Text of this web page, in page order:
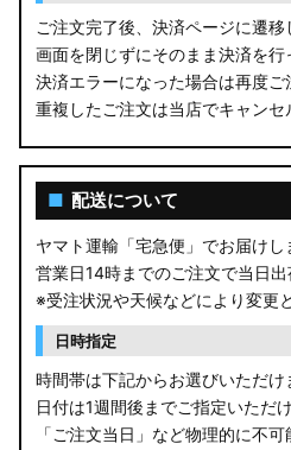
ご注文完了後、決済ページに遷移
画面を閉じずにそのまま決済を行
決済エラーになった場合は再度ご
重複したご注文は当店でキャンセ
■ 配送について
ヤマト運輸「宅急便」でお届けし
営業日14時までのご注文で当日出
※受注状況や天候などにより変更
日時指定
時間帯は下記からお選びいただけ
日付は1週間後までご指定いただけ
「ご注文当日」など物理的に不